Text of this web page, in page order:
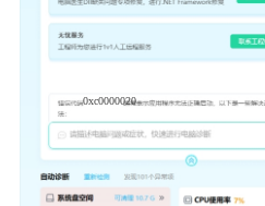
0xc0000020